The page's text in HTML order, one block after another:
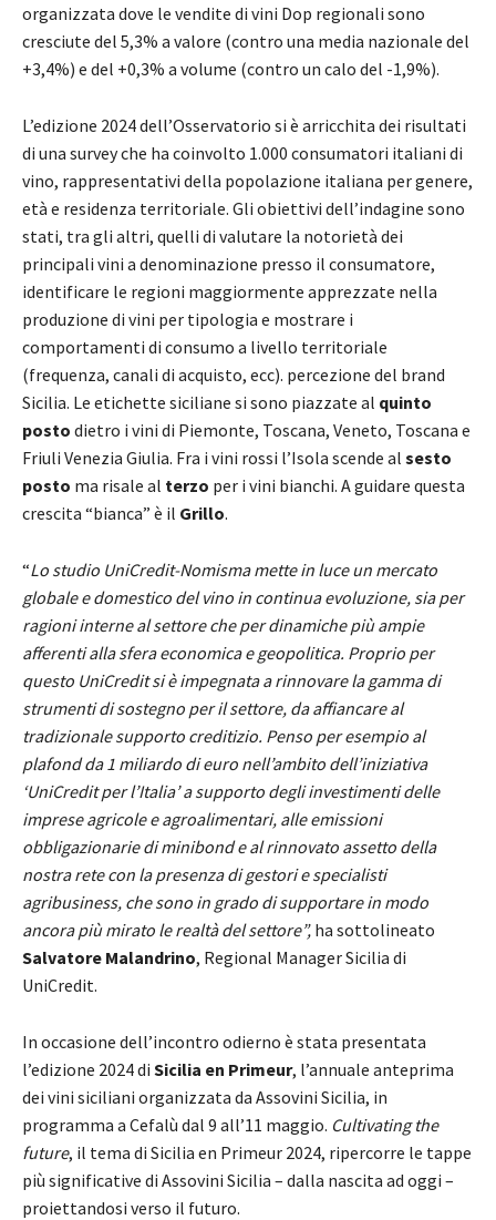
organizzata dove le vendite di vini Dop regionali sono
cresciute del 5,3% a valore (contro una media nazionale del
+3,4%) e del +0,3% a volume (contro un calo del -1,9%).
L’edizione 2024 dell’Osservatorio si è arricchita dei risultati
di una survey che ha coinvolto 1.000 consumatori italiani di
vino, rappresentativi della popolazione italiana per genere,
età e residenza territoriale. Gli obiettivi dell’indagine sono
stati, tra gli altri, quelli di valutare la notorietà dei
principali vini a denominazione presso il consumatore,
identificare le regioni maggiormente apprezzate nella
produzione di vini per tipologia e mostrare i
comportamenti di consumo a livello territoriale
(frequenza, canali di acquisto, ecc). percezione del brand
Sicilia. Le etichette siciliane si sono piazzate al quinto
posto dietro i vini di Piemonte, Toscana, Veneto, Toscana e
Friuli Venezia Giulia. Fra i vini rossi l’Isola scende al sesto
posto ma risale al terzo per i vini bianchi. A guidare questa
crescita “bianca” è il Grillo.
“Lo studio UniCredit-Nomisma mette in luce un mercato
globale e domestico del vino in continua evoluzione, sia per
ragioni interne al settore che per dinamiche più ampie
afferenti alla sfera economica e geopolitica. Proprio per
questo UniCredit si è impegnata a rinnovare la gamma di
strumenti di sostegno per il settore, da affiancare al
tradizionale supporto creditizio. Penso per esempio al
plafond da 1 miliardo di euro nell’ambito dell’iniziativa
‘UniCredit per l’Italia’ a supporto degli investimenti delle
imprese agricole e agroalimentari, alle emissioni
obbligazionarie di minibond e al rinnovato assetto della
nostra rete con la presenza di gestori e specialisti
agribusiness, che sono in grado di supportare in modo
ancora più mirato le realtà del settore”, ha sottolineato
Salvatore Malandrino, Regional Manager Sicilia di
UniCredit.
In occasione dell’incontro odierno è stata presentata
l’edizione 2024 di Sicilia en Primeur, l’annuale anteprima
dei vini siciliani organizzata da Assovini Sicilia, in
programma a Cefalù dal 9 all’11 maggio. Cultivating the
future, il tema di Sicilia en Primeur 2024, ripercorre le tappe
più significative di Assovini Sicilia – dalla nascita ad oggi –
proiettandosi verso il futuro.